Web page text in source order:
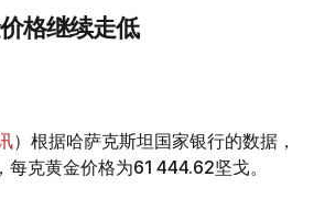
格继续走低
）根据哈萨克斯坦国家银行的数据，
克黄金价格为61 444.62坚戈。